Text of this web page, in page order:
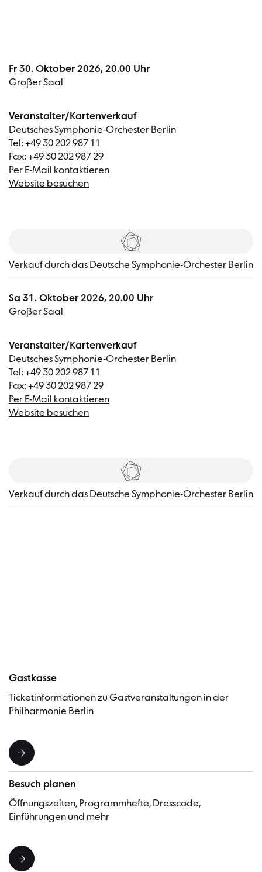
Fr 30. Oktober 2026, 20.00 Uhr
Großer Saal
Veranstalter/Kartenverkauf
Deutsches Symphonie-Orchester Berlin
Tel: +49 30 202 987 11
Fax: +49 30 202 987 29
Per E-Mail kontaktieren
Website besuchen
Tickets
​Verkauf durch das Deutsche Symphonie-Orchester Berlin
Sa 31. Oktober 2026, 20.00 Uhr
Großer Saal
Veranstalter/Kartenverkauf
Deutsches Symphonie-Orchester Berlin
Tel: +49 30 202 987 11
Fax: +49 30 202 987 29
Per E-Mail kontaktieren
Website besuchen
Tickets
​Verkauf durch das Deutsche Symphonie-Orchester Berlin
Gastkasse
Ticketinformationen zu Gastveranstaltungen in der
Philharmonie Berlin
Besuch planen
Öffnungszeiten, Programmhefte, Dresscode,
Einführungen und mehr